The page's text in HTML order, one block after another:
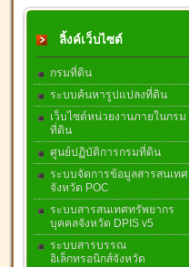
ลิ้งค์เว็บไซต์
กรมที่ดิน
ระบบค้นหารูปแปลงที่ดิน
เว็บไซต์หน่วยงานภายในกรม
ที่ดิน
ศูนย์ปฏิบัติการกรมที่ดิน
ระบบจัดการข้อมูลสารสนเทศ
จังหวัด POC
ระบบสารสนเทศทรัพยากร
บุคคลจังหวัด DPIS v5
ระบบสารบรรณ
อิเล็กทรอนิกส์จังหวัด